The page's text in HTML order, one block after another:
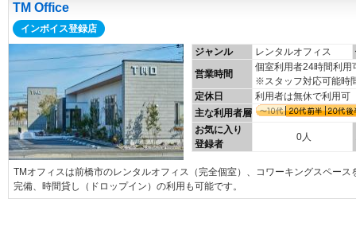
TM Office
インボイス登録店
ジャンル レンタルオフィス
営業時間
個室利用者24時間利
※スタッフ対応可能時
定休日
利用者は無休で利用
主な利用者層
お気に入り
登録者
0人
TMオフィスは前橋市のレンタルオフィス（完全個室）、コワーキングスペー
完備、時間貸し（ドロップイン）の利用も可能です。